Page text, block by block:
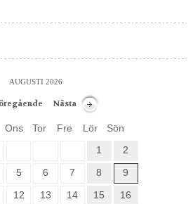
AUGUSTI 2026
Nästa
Ons Tor Fre Lör
Sön
1
2
5 6 7 8
9
12 13 14 15
16